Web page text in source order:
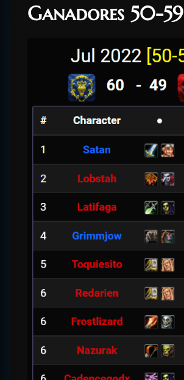
Ganadores 50-59